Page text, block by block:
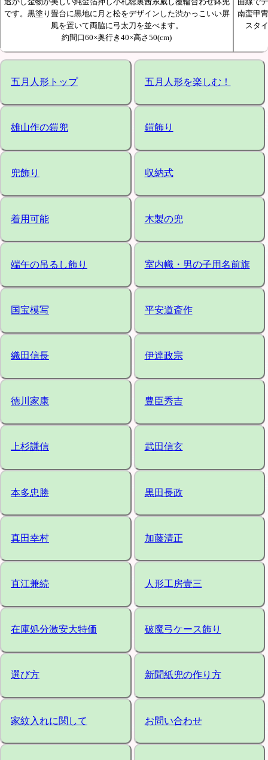
です。黒塗り畳台に黒地に月と松をデザインした渋かっこいい屏
風を置いて両脇に弓太刀を並べます。
約間口60×奥行き40×高さ50(cm)
南蛮甲
スタ
五月人形トップ 五月人形を楽しむ！
雄山作の鎧兜 鎧飾り
兜飾り 収納式
着用可能 木製の兜
端午の吊るし飾り 室内幟・男の子用名前旗
国宝模写 平安道斎作
織田信長 伊達政宗
徳川家康 豊臣秀吉
上杉謙信 武田信玄
本多忠勝 黒田長政
真田幸村 加藤清正
直江兼続 人形工房壹三
在庫処分激安大特価 破魔弓ケース飾り
選び方 新聞紙兜の作り方
家紋入れに関して お問い合わせ